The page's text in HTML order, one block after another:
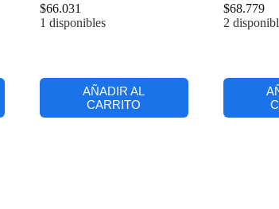
$66.031
1 disponibles
AÑADIR AL
CARRITO
$68.779
2